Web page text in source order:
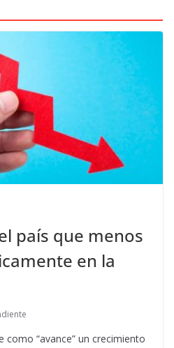
país que menos
en la
como “avance” un crecimiento